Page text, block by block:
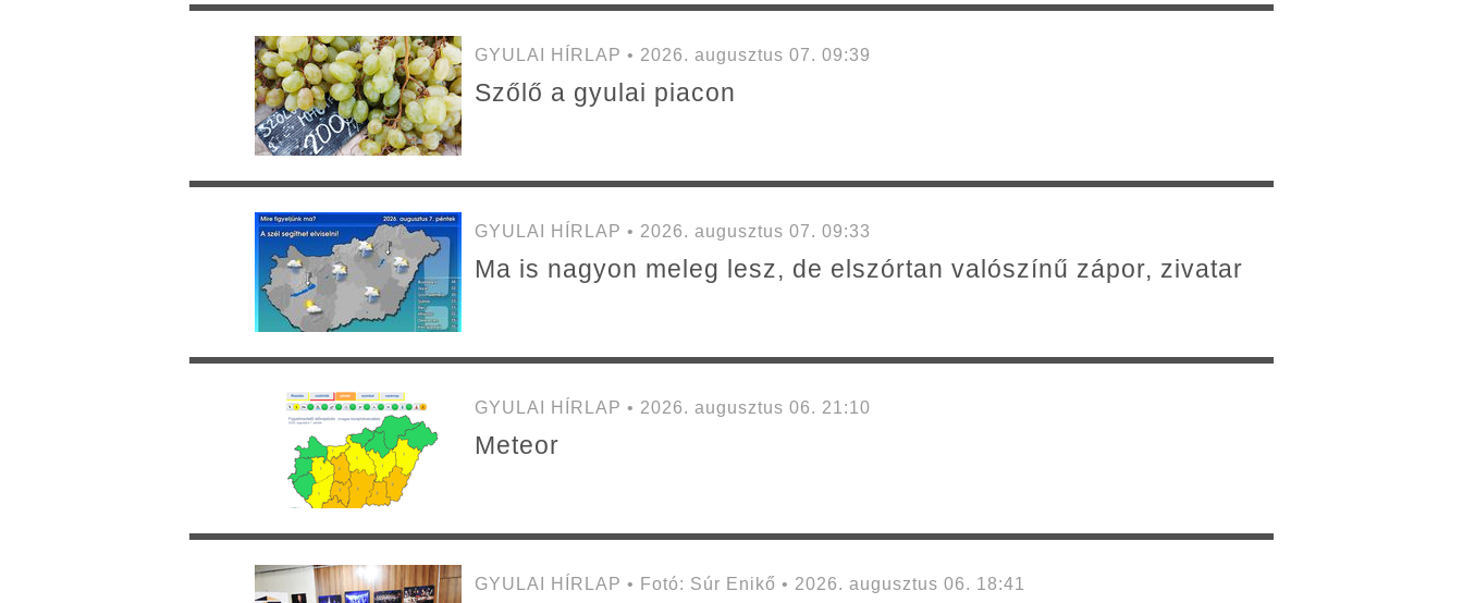
GYULAI HÍRLAP • 2026. augusztus 07. 09:39
Szőlő a gyulai piacon
GYULAI HÍRLAP • 2026. augusztus 07. 09:33
Ma is nagyon meleg lesz, de elszórtan valószínű zápor, zivatar
GYULAI HÍRLAP • 2026. augusztus 06. 21:10
Meteor
GYULAI HÍRLAP • Fotó: Súr Enikő • 2026. augusztus 06. 18:41